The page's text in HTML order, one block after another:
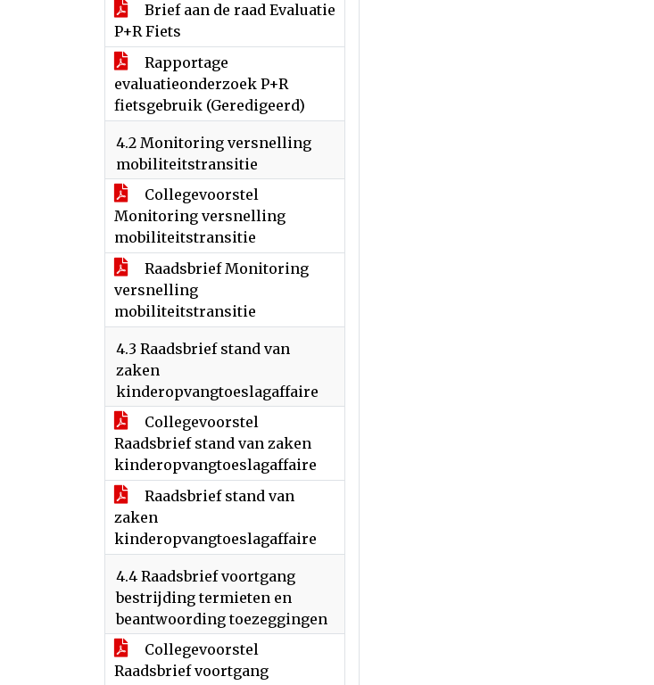
Brief aan de raad Evaluatie
P+R Fiets
Rapportage
evaluatieonderzoek P+R
fietsgebruik (Geredigeerd)
4.2 Monitoring versnelling
mobiliteitstransitie
Collegevoorstel
Monitoring versnelling
mobiliteitstransitie
Raadsbrief Monitoring
versnelling
mobiliteitstransitie
4.3 Raadsbrief stand van
zaken
kinderopvangtoeslagaffaire
Collegevoorstel
Raadsbrief stand van zaken
kinderopvangtoeslagaffaire
Raadsbrief stand van
zaken
kinderopvangtoeslagaffaire
4.4 Raadsbrief voortgang
bestrijding termieten en
beantwoording toezeggingen
Collegevoorstel
Raadsbrief voortgang